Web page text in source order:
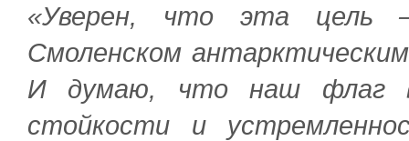
«Уверен, что эта цель
Смоленском
И думаю, что наш флаг
стойкости и